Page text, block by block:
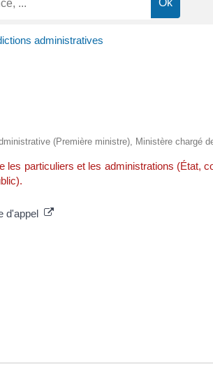
administratives
(Première ministre), Ministère chargé
les particuliers et les administrations (État,
d'appel